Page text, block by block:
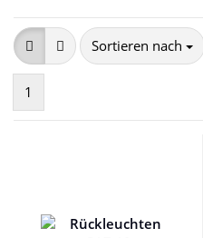
Sortieren nach
Sortieren nach
1